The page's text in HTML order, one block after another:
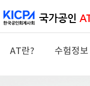
AT란? 수험정보